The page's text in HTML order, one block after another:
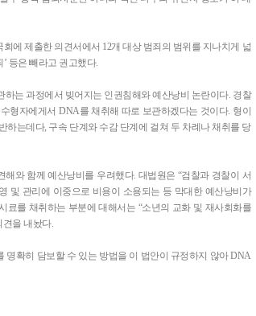
에 제출한 의견서에서 12개 대상 범죄의 범위를 지나치게 넓
등은 빼라고 권고했다.
는 과정에서 빚어지는 인권침해와 예산낭비 논란이다. 경찰
형자에게서 DNA를 채취해 따로 보관하겠다는 것이다. 형이
하는데다, 구속 단계와 수감 단계에 걸쳐 두 차례나 채취를 당
와 함께 예산낭비를 우려했다. 대법원은 “검찰과 경찰이 서
및 관리에 이중으로 비용이 소용되는 등 막대한 예산낭비가
료를 채취하는 부분에 대해서는 “소년의 교화 및 재사회화를
견을 내놨다.
확히 담보할 수 있는 방법을 이 법안이 규정하지 않아 DNA